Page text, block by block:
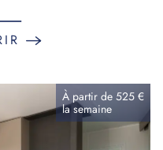
À partir de 525 €
lasemaine